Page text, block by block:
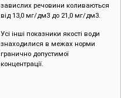
завислих речовини коливаються
від 13,0 мг/дм3 до 21,0 мг/дм3.
Усі інші показники якості води
знаходилися в межах норми
гранично допустимої
концентрації.